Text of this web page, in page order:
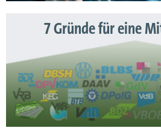
7 Gründe für eine